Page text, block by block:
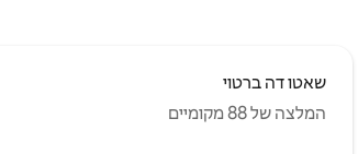
שאטו דה ברטוי
המלצה של 88 מקומיים